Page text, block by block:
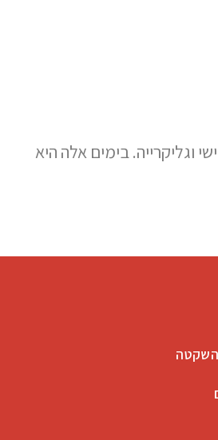
וגליקרייה. בימים אלה היא
השקטה